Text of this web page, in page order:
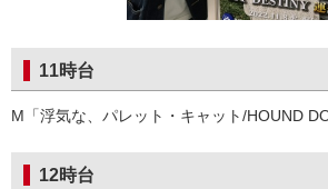
11時台
M「浮気な、パレット・キャット/HOUND
12時台